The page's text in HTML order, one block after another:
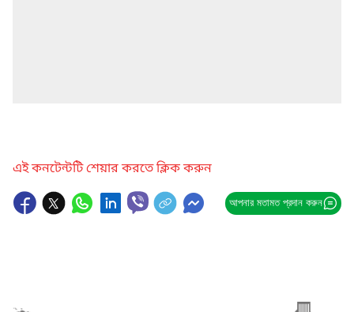
এই কনটেন্টটি শেয়ার করতে ক্লিক করুন
আপনার মতামত প্রদান করুন